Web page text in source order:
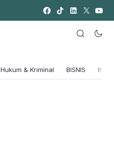
Hukum & Kriminal BISNIS